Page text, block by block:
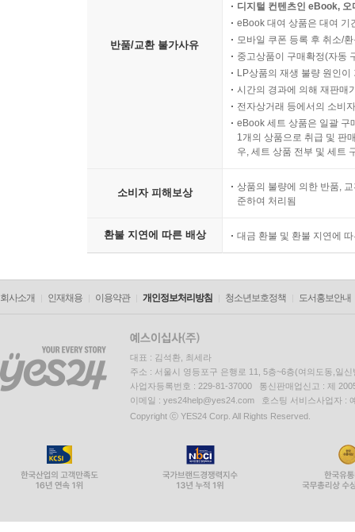
반품/교환 불가사유
디지털 컨텐츠인 eBook,
eBook 대여 상품은 대여 기
모바일 쿠폰 등록 후 취소/
중고상품이 구매확정(자동
LP상품의 재생 불량 원인
시간의 경과에 의해 재판매
전자상거래 등에서의 소비
eBook 세트 상품은 일괄 구
1개의 상품으로 취급 및 판
우, 세트 상품 전부 및 세트
소비자 피해보상
상품의 불량에 의한 반품,
준하여 처리됨
환불 지연에 따른 배상 대금 환불 및 환불 지연에
회사소개 인재채용 이용약관 개인정보처리방침 청소년보호정책 도서홍보안내
대표 : 김석환, 최세라
주소 : 서울시 영등포구 은행로 11, 5층~6층(여의도동,일신
사업자등록번호 : 229-81-37000 통신판매업신고 : 제
이메일 : yes24help@yes24.com 호스팅 서비스사업자 :
Copyright ⓒ YES24 Corp. All Rights Reserved.